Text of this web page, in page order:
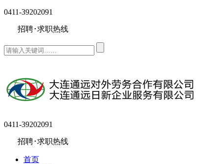
0411-39202091
招聘･求职热线
0411-39202091
招聘･求职热线
首页